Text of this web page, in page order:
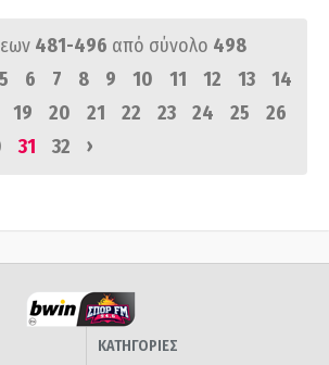
481-496 από σύνολο 498
5 6 7 8 9 10 11 12 13
14
19 20 21 22 23 24 25
26
31 32 ›
ΚΑΤΗΓΟΡΙΕΣ